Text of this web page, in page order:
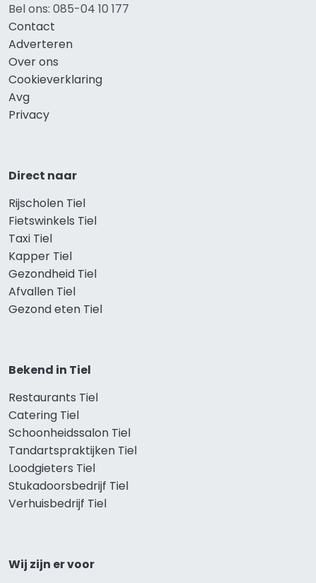
Bel ons: 085-04 10 177
Contact
Adverteren
Over ons
Cookieverklaring
Avg
Privacy
Direct naar
Rijscholen Tiel
Fietswinkels Tiel
Taxi Tiel
Kapper Tiel
Gezondheid Tiel
Afvallen Tiel
Gezond eten Tiel
Bekend in Tiel
Restaurants Tiel
Catering Tiel
Schoonheidssalon Tiel
Tandartspraktijken Tiel
Loodgieters Tiel
Stukadoorsbedrijf Tiel
Verhuisbedrijf Tiel
Wij zijn er voor